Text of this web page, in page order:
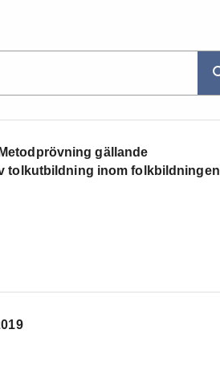
gällande
tolkutbildning inom folkbildningen